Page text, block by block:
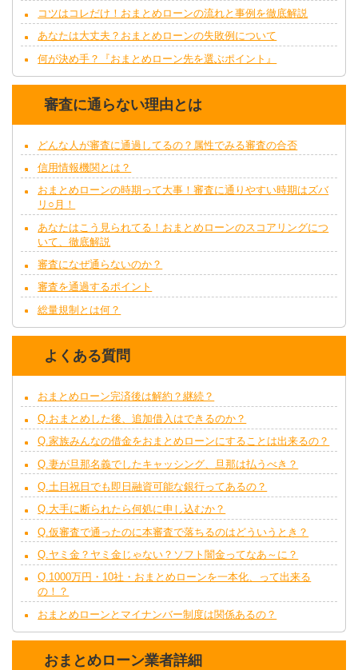
コツはコレだけ！おまとめローンの流れと事例を徹底解説
あなたは大丈夫？おまとめローンの失敗例について
何が決め手？『おまとめローン先を選ぶポイント』
審査に通らない理由とは
どんな人が審査に通過してるの？属性でみる審査の合否
信用情報機関とは？
おまとめローンの時期って大事！審査に通りやすい時期はズバ
リ○月！
あなたはこう見られてる！おまとめローンのスコアリングにつ
いて、徹底解説
審査になぜ通らないのか？
審査を通過するポイント
総量規制とは何？
よくある質問
おまとめローン完済後は解約？継続？
Q.おまとめした後、追加借入はできるのか？
Q.家族みんなの借金をおまとめローンにすることは出来るの？
Q.妻が旦那名義でしたキャッシング、旦那は払うべき？
Q.土日祝日でも即日融資可能な銀行ってあるの？
Q.大手に断られたら何処に申し込むか？
Q.仮審査で通ったのに本審査で落ちるのはどういうとき？
Q.ヤミ金？ヤミ金じゃない？ソフト闇金ってなあ～に？
Q.1000万円・10社・おまとめローンを一本化、って出来る
の！？
おまとめローンとマイナンバー制度は関係あるの？
おまとめローン業者詳細